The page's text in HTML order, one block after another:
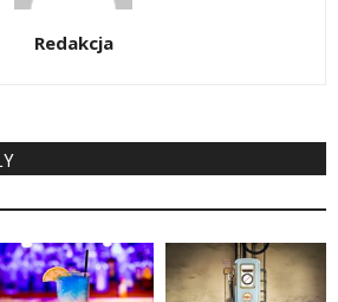
Redakcja